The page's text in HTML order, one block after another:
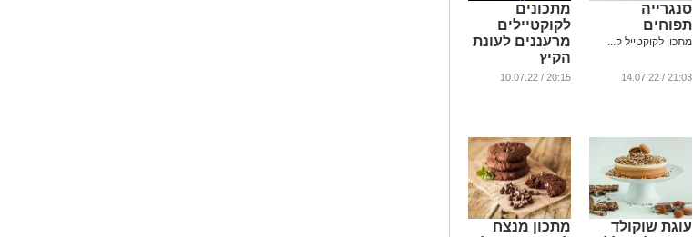
סנגרייה
תפוחים
מתכון לקוקטייל ק...
21:03 / 14.07.22
מתכונים
לקוקטיילים
מרעננים לעונת
הקיץ
...
20:15 / 10.07.22
עוגת שוקולד
מתכון מנצח